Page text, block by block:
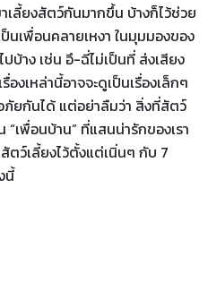
เลี้ยงสัตว์กันมากขึ้น บ้างก็ไว้ช่วย
นเพื่อนคลายเหงา ในมุมมองของ
ปบ้าง เช่น อึ-ฉี่ไม่เป็นที่ ส่งเสียง
งเหล่านี้อาจจะดูเป็นเรื่องเล็กๆ
ภัยกันได้ แต่อย่าลืมว่า สิ่งที่สัตว์
เพื่อนบ้าน” ที่แสนน่ารักของเรา
ตว์เลี้ยงไว้ตั้งแต่เนิ่นๆ กับ 7
นี้